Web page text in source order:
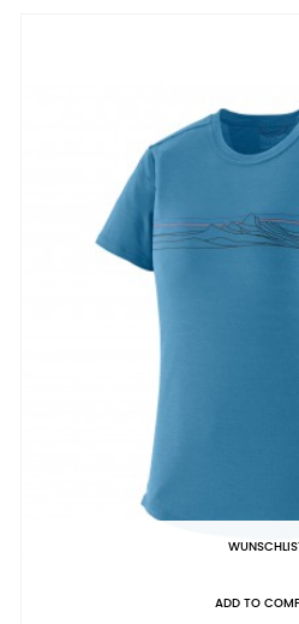
ADD TO